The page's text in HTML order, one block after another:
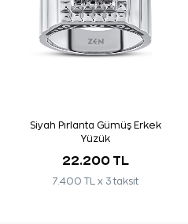
Siyah Pırlanta Gümüş Erkek
Yüzük
22.200 TL
7.400 TL x 3 taksit